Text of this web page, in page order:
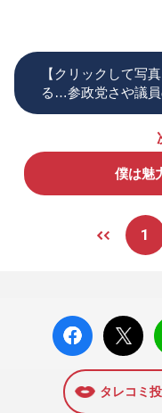
【クリックして写
る…参政党さや議員
僕は魅
1
facebo
ok い
X ポス
ト
タレコミ